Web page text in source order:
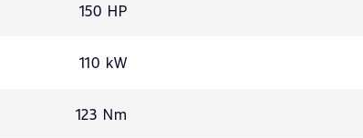
150 HP
110 kW
123 Nm